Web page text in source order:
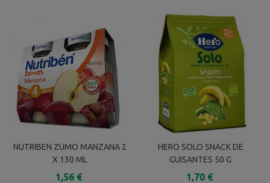
NUTRIBEN ZUMO MANZANA 2
X 130 ML
1,56 €
HERO SOLO SNACK DE
GUISANTES 50 G
1,70 €